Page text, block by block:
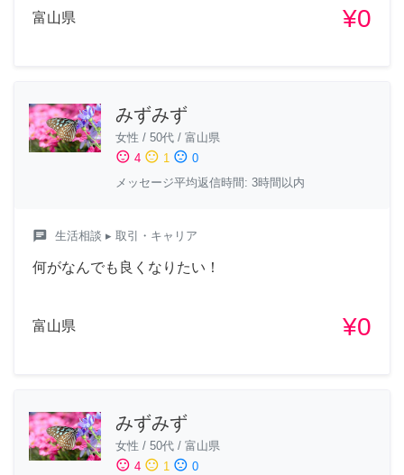
富山県 ¥0
みずみず
女性 / 50代 / 富山県
sentiment_satisfied 4 sentiment_neutral 1 sentiment_dissatisfied 0
メッセージ平均返信時間: 3時間以内
chat 生活相談 ▸ 取引・キャリア
何がなんでも良くなりたい！
富山県 ¥0
みずみず
女性 / 50代 / 富山県
sentiment_satisfied 4 sentiment_neutral 1 sentiment_dissatisfied 0